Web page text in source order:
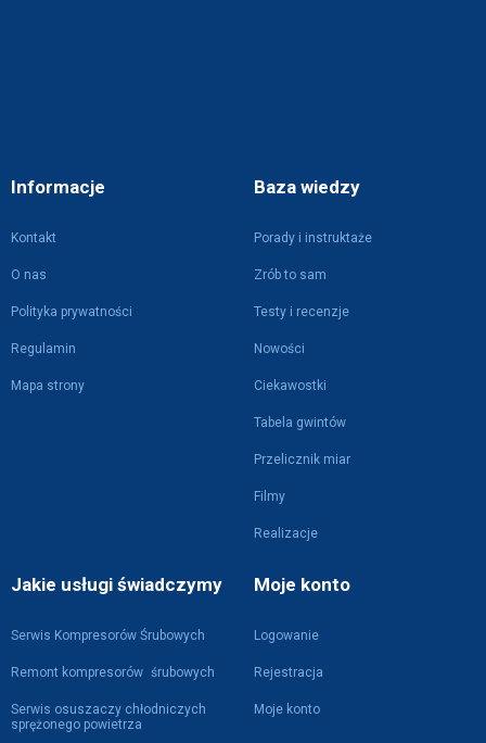
Informacje
Kontakt
O nas
Polityka prywatności
Regulamin
Mapa strony
Baza wiedzy
Porady i instruktaże
Zrób to sam
Testy i recenzje
Nowości
Ciekawostki
Tabela gwintów
Przelicznik miar
Filmy
Realizacje
Jakie usługi świadczymy
Serwis Kompresorów Śrubowych
Remont kompresorów śrubowych
Serwis osuszaczy chłodniczych
sprężonego powietrza
Moje konto
Logowanie
Rejestracja
Moje konto